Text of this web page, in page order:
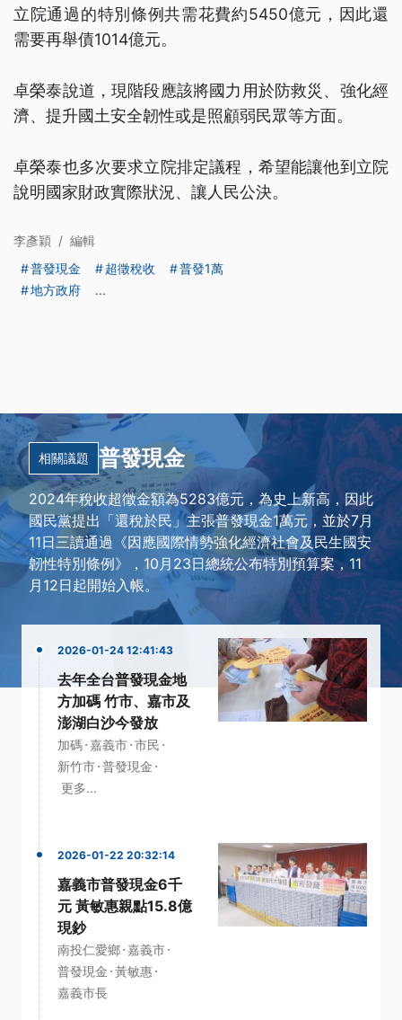
立院通過的特別條例共需花費約5450億元，因此還
需要再舉債1014億元。
卓榮泰說道，現階段應該將國力用於防救災、強化經
濟、提升國土安全韌性或是照顧弱民眾等方面。
卓榮泰也多次要求立院排定議程，希望能讓他到立院
說明國家財政實際狀況、讓人民公決。
李彥穎 / 編輯
普發現金
超徵稅收
普發1萬
地方政府
...
相關議題 普發現金
2024年稅收超徵金額為5283億元，為史上新高，因此
國民黨提出「還稅於民」主張普發現金1萬元，並於7月
11日三讀通過《因應國際情勢強化經濟社會及民生國安
韌性特別條例》，10月23日總統公布特別預算案，11
月12日起開始入帳。
2026-01-24 12:41:43
去年全台普發現金地
方加碼 竹市、嘉市及
澎湖白沙今發放
加碼·嘉義市·市民 ·
新竹市·普發現金 ·
更多...
2026-01-22 20:32:14
嘉義市普發現金6千
元 黃敏惠親點15.8億
現鈔
南投仁愛鄉·嘉義市·
普發現金 ·黃敏惠·
嘉義市長